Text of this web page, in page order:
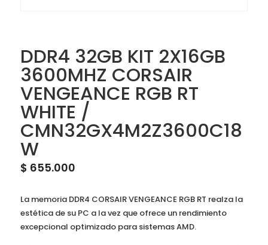
DDR4 32GB KIT 2X16GB
3600MHZ CORSAIR
VENGEANCE RGB RT
WHITE /
CMN32GX4M2Z3600C18
W
$ 655.000
La memoria DDR4 CORSAIR VENGEANCE RGB RT realza la
estética de su PC a la vez que ofrece un rendimiento
excepcional optimizado para sistemas AMD.